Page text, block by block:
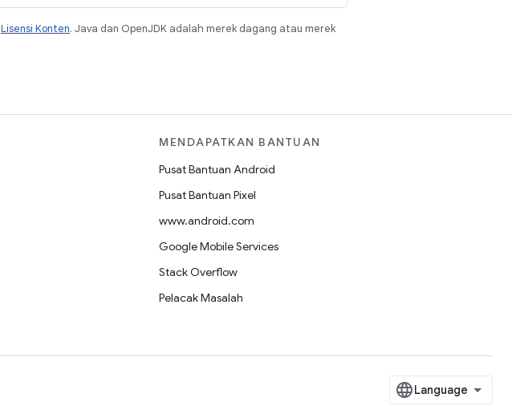
Lisensi Konten. Java dan OpenJDK adalah merek dagang atau merek
MENDAPATKAN BANTUAN
Pusat Bantuan Android
Pusat Bantuan Pixel
www.android.com
Google Mobile Services
Stack Overflow
Pelacak Masalah